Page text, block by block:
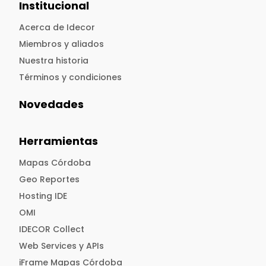
Institucional
Acerca de Idecor
Miembros y aliados
Nuestra historia
Términos y condiciones
Novedades
Herramientas
Mapas Córdoba
Geo Reportes
Hosting IDE
OMI
IDECOR Collect
Web Services y APIs
iFrame Mapas Córdoba